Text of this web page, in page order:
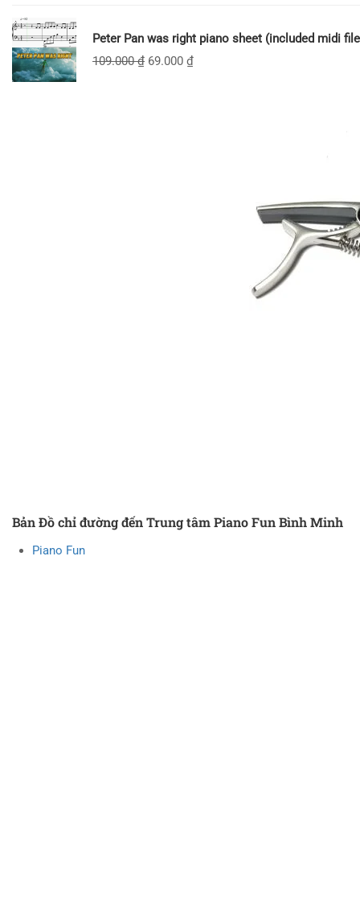
Peter Pan was right piano sheet (included midi
109.000₫ 69.000 ₫
Bản Đồ chỉ đường đến Trung tâm Piano Fun Bình Minh
Piano Fun